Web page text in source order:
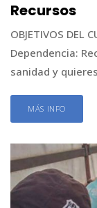
Recursos
OBJETIVOS DEL
Dependencia:
sanidad y
MÁS INFO